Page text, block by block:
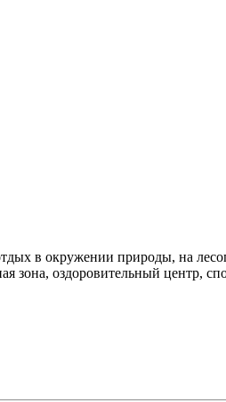
в окружении природы, на
зона, оздоровительный центр,